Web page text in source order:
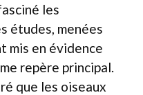
les
études, menées
mis en évidence
repère principal.
que les oiseaux